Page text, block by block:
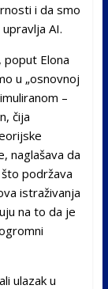
i da smo
AI.
poput Elona
u „osnovnoj
–
čija
naglašava da
podržava
istraživanja
na to da je
ulazak u